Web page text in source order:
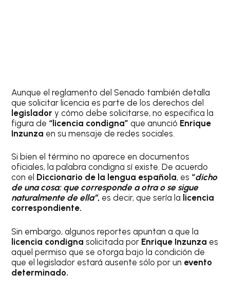
Aunque el reglamento del Senado también detalla
que solicitar licencia es parte de los derechos del
legisladory cómo debe solicitarse, no especifica la
figura de “licencia condigna”que anunció Enrique
Inzunza en su mensaje de redes sociales.
Si bien el término no aparece en documentos
oficiales, la palabra condigna sí existe. De acuerdo
con el Diccionario de la lengua española, es “dicho
de una cosa: que corresponde a otra o se sigue
naturalmente de ella”, es decir, que sería la licencia
correspondiente.
Sin embargo, algunos reportes apuntan a que la
licencia condigna solicitada por Enrique Inzunza es
aquel permiso que se otorga bajo la condición de
que el legislador estará ausente sólo por un evento
determinado.